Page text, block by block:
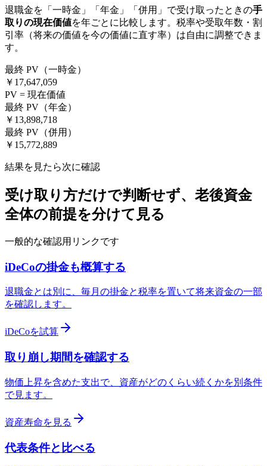
退職金を「一時金」「年金」「併用」で受け取ったときの手
取りの現在価値を年ごとに比較します。税率や受取年数・割
引率（将来の価値を今の価値に直す率）は自由に調整できま
す。
最終 PV（一時金）
￥17,647,059
PV = 現在価値
最終 PV（年金）
￥13,898,718
最終 PV（併用）
￥15,772,889
結果を見たら次に確認
受け取り方だけで判断せず、老後資金
全体の前提を分けて見る
一般的な確認用リンクです
iDeCoの掛金も概算する
退職金とは別に、毎月の掛金と税率を置いて将来資金の一部
を確認します。
iDeCoを試算
取り崩し期間を確認する
物価上昇を含めた支出で、資産がどのくらい続くかを別条件
で見ます。
資産寿命を見る
代表条件と比べる